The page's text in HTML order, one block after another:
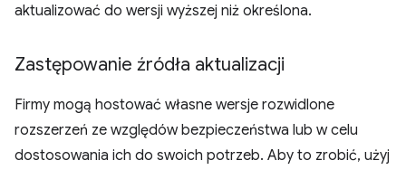
aktualizować do wersji wyższej niż określona.
Zastępowanie źródła aktualizacji
Firmy mogą hostować własne wersje rozwidlone
rozszerzeń ze względów bezpieczeństwa lub w celu
dostosowania ich do swoich potrzeb. Aby to zrobić, użyj